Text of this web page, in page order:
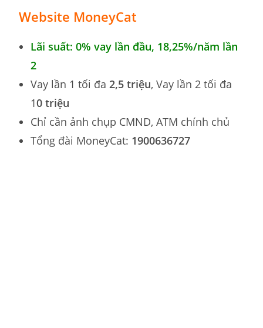
Website MoneyCat
Lãi suất: 0% vay lần đầu, 18,25%/năm lần
2
Vay lần 1 tối đa2,5 triệu, Vay lần 2 tối đa
10 triệu
Chỉ cần ảnh chụp CMND, ATM chính chủ
Tổng đài MoneyCat: 1900636727